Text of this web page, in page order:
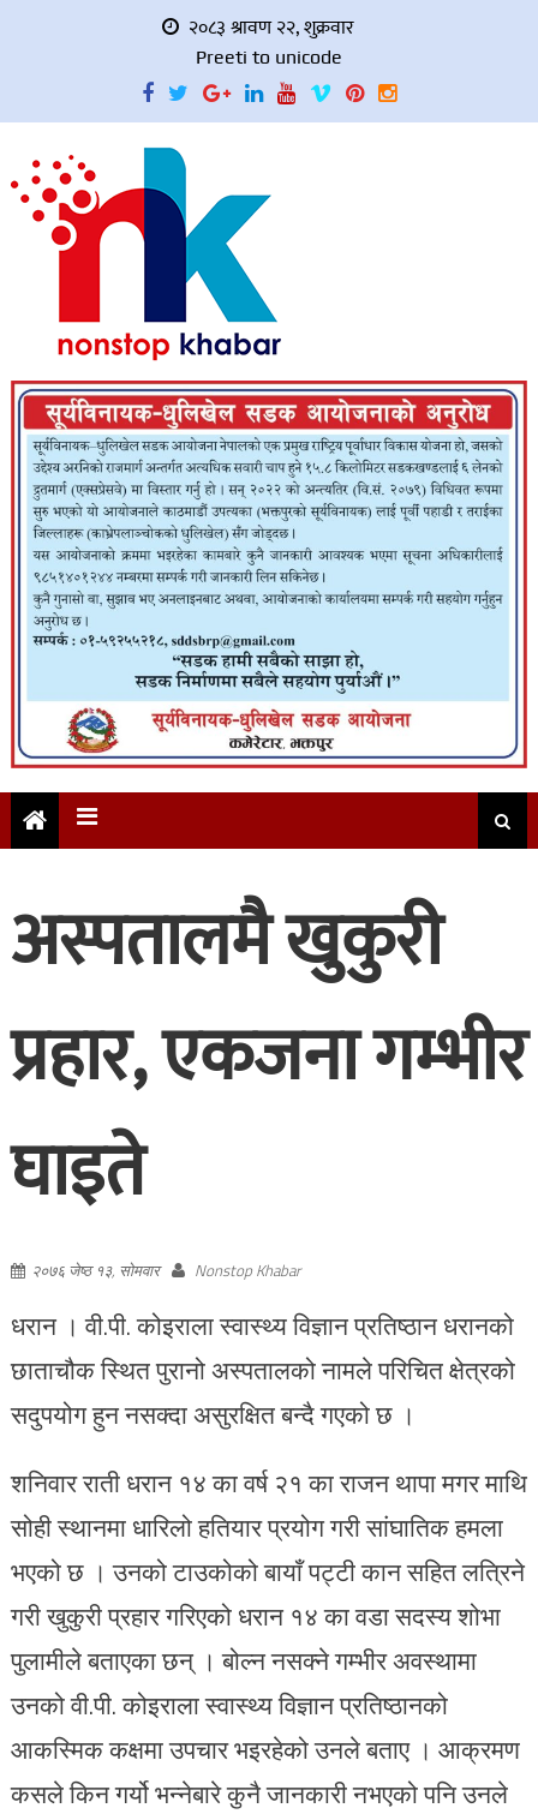
२०८३ श्रावण २२, शुक्रवार
Preeti to unicode
अस्पतालमै खुकुरी
प्रहार, एकजना गम्भीर
घाइते
२०७६ जेष्ठ १३, सोमवार Nonstop Khabar
धरान । वी.पी. कोइराला स्वास्थ्य विज्ञान प्रतिष्ठान धरानको
छाताचौक स्थित पुरानो अस्पतालको नामले परिचित क्षेत्रको
सदुपयोग हुन नसक्दा असुरक्षित बन्दै गएको छ ।
शनिवार राती धरान १४ का वर्ष २१ का राजन थापा मगर माथि
सोही स्थानमा धारिलो हतियार प्रयोग गरी सांघातिक हमला
भएको छ । उनको टाउकोको बायाँ पट्टी कान सहित लत्रिने
गरी खुकुरी प्रहार गरिएको धरान १४ का वडा सदस्य शोभा
पुलामीले बताएका छन् । बोल्न नसक्ने गम्भीर अवस्थामा
उनको वी.पी. कोइराला स्वास्थ्य विज्ञान प्रतिष्ठानको
आकस्मिक कक्षमा उपचार भइरहेको उनले बताए । आक्रमण
कसले किन गर्यो भन्नेबारे कुनै जानकारी नभएको पनि उनले